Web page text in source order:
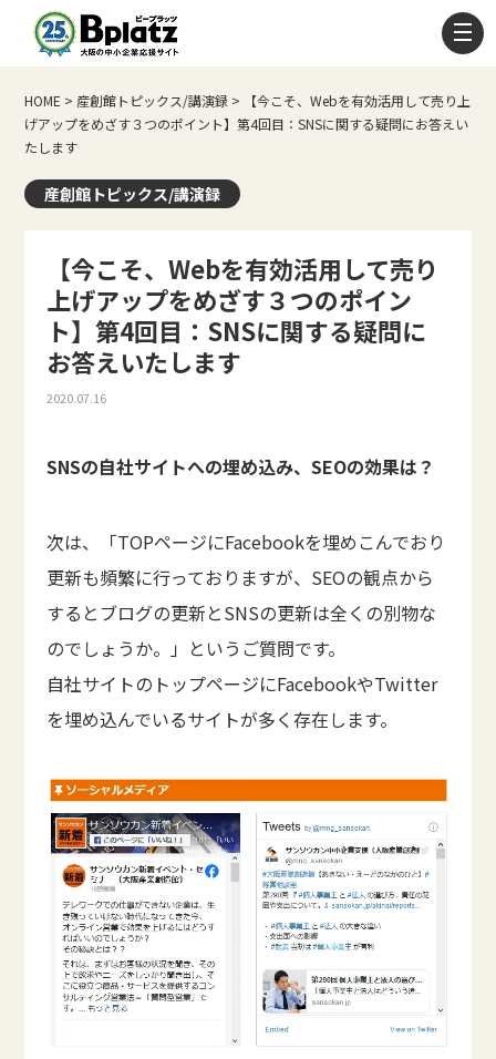
HOME > 産創館トピックス/講演録 >
【今こそ、Webを有効活用して売り上
げアップをめざす３つのポイント】第4回目：SNSに関する疑問にお答えい
たします
産創館トピックス/講演録
【今こそ、Webを有効活用して売り
上げアップをめざす３つのポイン
ト】第4回目：SNSに関する疑問に
お答えいたします
2020.07.16
SNSの自社サイトへの埋め込み、SEOの効果は？
次は、「TOPページにFacebookを埋めこんでおり
更新も頻繁に行っておりますが、SEOの観点から
するとブログの更新とSNSの更新は全くの別物な
のでしょうか。」というご質問です。
自社サイトのトップページにFacebookやTwitter
を埋め込んでいるサイトが多く存在します。